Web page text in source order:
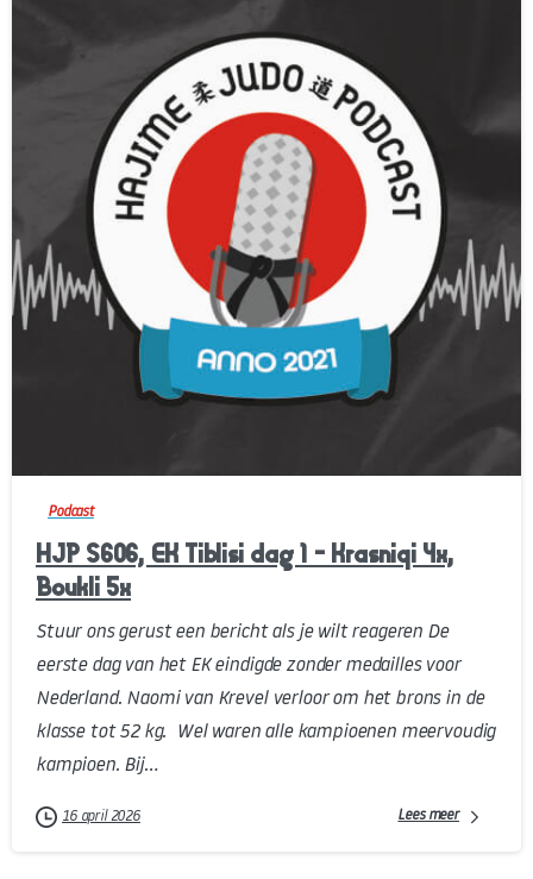
Podcast
HJP S606, EK Tiblisi dag 1 – Krasniqi 4x,
Boukli 5x
Stuur ons gerust een bericht als je wilt reageren De
eerste dag van het EK eindigde zonder medailles voor
Nederland. Naomi van Krevel verloor om het brons in de
klasse tot 52 kg. Wel waren alle kampioenen meervoudig
kampioen. Bij...
16 april 2026 Lees meer